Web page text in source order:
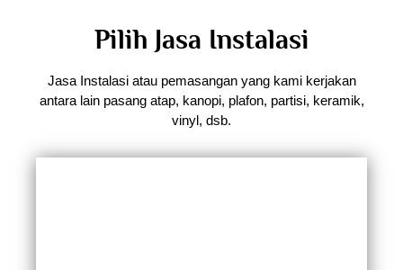
Pilih Jasa Instalasi
Jasa Instalasi atau pemasangan yang kami kerjakan
antara lain pasang atap, kanopi, plafon, partisi, keramik,
vinyl, dsb.